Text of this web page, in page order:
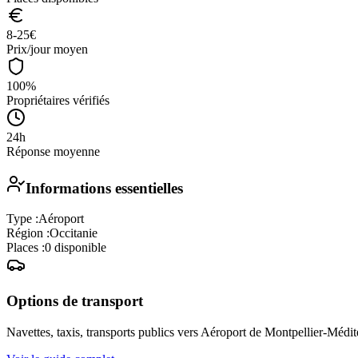
8-25€
Prix/jour moyen
100%
Propriétaires vérifiés
24h
Réponse moyenne
Informations essentielles
Type :Aéroport
Région :Occitanie
Places :0 disponible
Options de transport
Navettes, taxis, transports publics vers Aéroport de Montpellier-